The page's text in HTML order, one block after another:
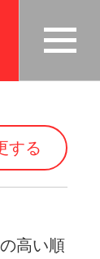
する
高い順
TAS
CO
OR
ATI